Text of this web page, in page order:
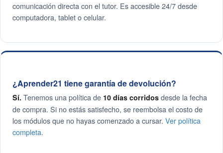
comunicación directa con el tutor. Es accesible 24/7 desde
computadora, tablet o celular.
¿Aprender21 tiene garantía de devolución?
Sí. Tenemos una política de 10 días corridos desde la fecha
de compra. Si no estás satisfecho, se reembolsa el costo de
los módulos que no hayas comenzado a cursar. Ver política
completa.